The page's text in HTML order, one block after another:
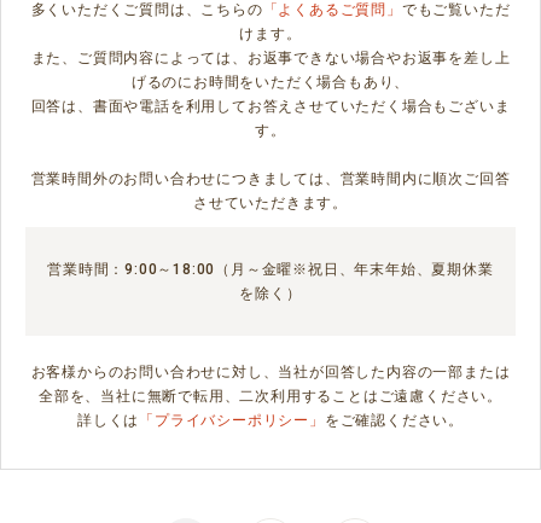
多くいただくご質問は、こちらの 「よくあるご質問」 でもご覧いただ
けます。
また、ご質問内容によっては、お返事できない場合やお返事を差し上
げるのにお時間をいただく場合もあり、
回答は、書面や電話を利用してお答えさせていただく場合もございま
す。
営業時間外のお問い合わせにつきましては、営業時間内に順次ご回答
させていただきます。
営業時間：9:00～18:00（月～金曜※祝日、年末年始、夏期休業
を除く）
お客様からのお問い合わせに対し、当社が回答した内容の一部または
全部を、当社に無断で転用、二次利用することはご遠慮ください。
詳しくは
「プライバシーポリシー」 をご確認ください。